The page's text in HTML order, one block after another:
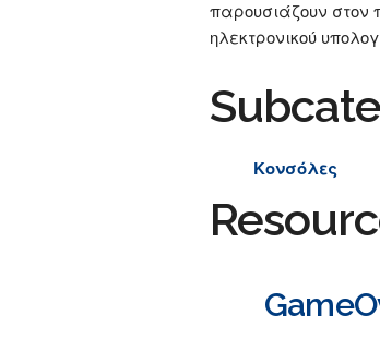
παρουσιάζουν στον
ηλεκτρονικού
Κονσόλες